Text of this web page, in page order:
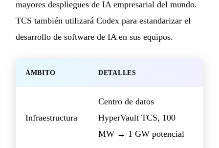
mayores despliegues de IA empresarial del mundo.
TCS también utilizará Codex para estandarizar el
desarrollo de software de IA en sus equipos.
ÁMBITO DETALLES
Infraestructura
Centro de datos
HyperVault TCS, 100
MW → 1 GW potencial